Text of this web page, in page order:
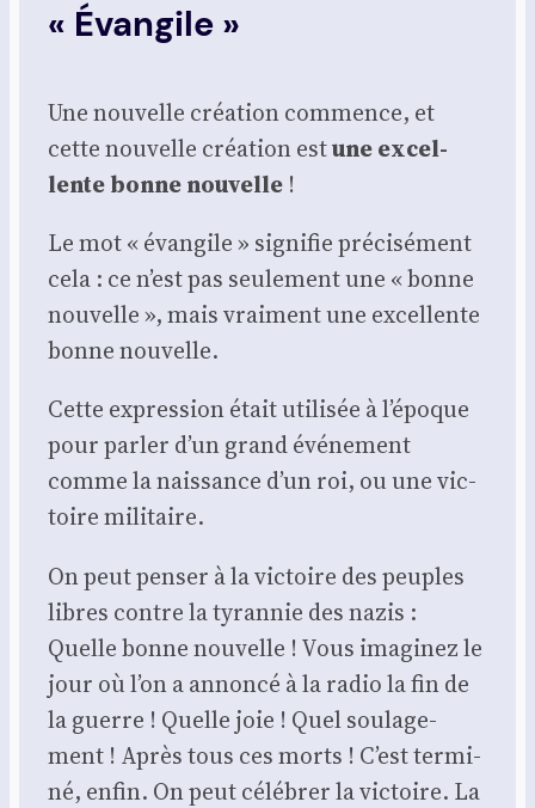
« Évangile »
Une nou­velle créa­tion com­mence, et
cette nou­velle créa­tion estune excel­
lente bonne nou­velle !
Le mot « évan­gile » signi­fie pré­ci­sé­ment
cela : ce n’est pas seule­ment une « bonne
nou­velle », mais vrai­ment une excel­lente
bonne nou­velle.
Cette expres­sion était uti­li­sée à l’époque
pour par­ler d’un grand évé­ne­ment
comme la nais­sance d’un roi, ou une vic­
toire mili­taire.
On peut pen­ser à la vic­toire des peuples
libres contre la tyran­nie des nazis :
Quelle bonne nou­velle ! Vous ima­gi­nez le
jour où l’on a annon­cé à la radio la fin de
la guerre ! Quelle joie ! Quel sou­la­ge­
ment ! Après tous ces morts ! C’est ter­mi­
né, enfin. On peut célé­brer la vic­toire. La